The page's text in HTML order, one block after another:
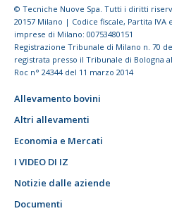
© Tecniche Nuove Spa. Tutti i diritti
20157 Milano | Codice fiscale, Partita IVA
imprese di Milano: 00753480151
Registrazione Tribunale di Milano n. 70
registrata presso il Tribunale di Bologna
Roc n° 24344 del 11 marzo 2014
Allevamento bovini
Altri allevamenti
Economia e Mercati
I VIDEO DI IZ
Notizie dalle aziende
Documenti